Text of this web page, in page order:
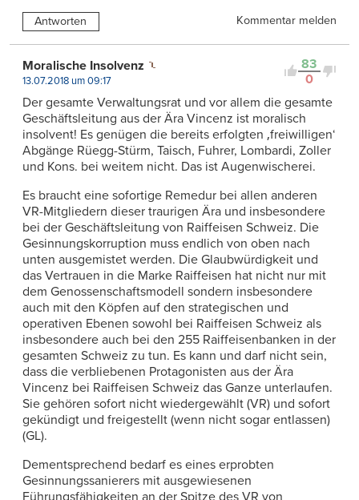
Antworten Kommentar melden
83
0
Moralische Insolvenz
13.07.2018 um 09:17
Der gesamte Verwaltungsrat und vor allem die gesamte
Geschäftsleitung aus der Ära Vincenz ist moralisch
insolvent! Es genügen die bereits erfolgten ‚freiwilligen‘
Abgänge Rüegg-Stürm, Taisch, Fuhrer, Lombardi, Zoller
und Kons. bei weitem nicht. Das ist Augenwischerei.
Es braucht eine sofortige Remedur bei allen anderen
VR-Mitgliedern dieser traurigen Ära und insbesondere
bei der Geschäftsleitung von Raiffeisen Schweiz. Die
Gesinnungskorruption muss endlich von oben nach
unten ausgemistet werden. Die Glaubwürdigkeit und
das Vertrauen in die Marke Raiffeisen hat nicht nur mit
dem Genossenschaftsmodell sondern insbesondere
auch mit den Köpfen auf den strategischen und
operativen Ebenen sowohl bei Raiffeisen Schweiz als
insbesondere auch bei den 255 Raiffeisenbanken in der
gesamten Schweiz zu tun. Es kann und darf nicht sein,
dass die verbliebenen Protagonisten aus der Ära
Vincenz bei Raiffeisen Schweiz das Ganze unterlaufen.
Sie gehören sofort nicht wiedergewählt (VR) und sofort
gekündigt und freigestellt (wenn nicht sogar entlassen)
(GL).
Dementsprechend bedarf es eines erprobten
Gesinnungssanierers mit ausgewiesenen
Führungsfähigkeiten an der Spitze des VR von